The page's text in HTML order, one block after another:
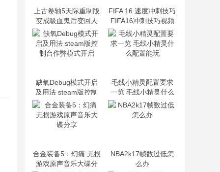
上古卷轴5天际重制版
变成吸血鬼后变回人
类方法
FIFA 16 速度冲刺技巧
FIFA16冲刺技巧视频
攻略
缺氧Debug模式开启
及用法 steam版控制
台作弊模式开启
毛线小精灵配置要求
一览 毛线小精灵什么
配置能玩
合金装备5：幻痛 无损
游戏原声音乐大碟分
NBA2k17帧数过低怎
么办